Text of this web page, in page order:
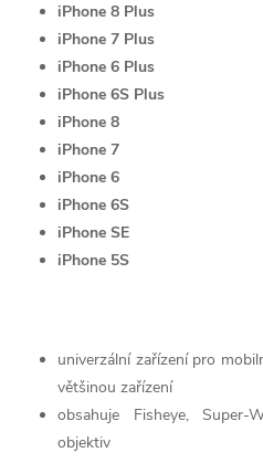
iPhone 8 Plus
iPhone 7 Plus
iPhone 6 Plus
iPhone 6S Plus
iPhone 8
iPhone 7
iPhone 6
iPhone 6S
iPhone SE
iPhone 5S
univerzální zařízení pro
většinou zařízení
obsahuje Fisheye, Super-
objektiv